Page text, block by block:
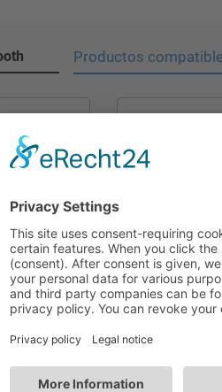
Productos
| 2-28W |
Equipo de